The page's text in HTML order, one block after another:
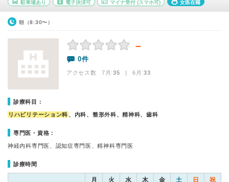
駐車場あり 電子決済可 マイナ受付 (スマホ可) 女医在籍
朝（8:30〜）
－
0件
アクセス数 7月:35 | 6月:33
診療科目：
リハビリテーション科 、内科、整形外科、精神科、歯科
専門医・資格：
神経内科専門医、認知症専門医、精神科専門医
診療時間
月 火 水 木 金 土 日 祝